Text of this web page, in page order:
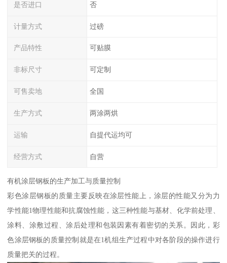
是否进口 否
计量方式 过磅
产品特性 可贴膜
非标尺寸 可定制
可售卖地 全国
生产方式 两涂两烘
运输 自提代运均可
经营方式 自营
有机涂层钢板的生产加工与质量控制
彩色涂层钢板的质量主要反映在涂层性能上，涂层的性能又分为力
学性能1物理性能和抗腐蚀性能，这三种性能与基材、化学前处理、
涂料、涂敷过程、涂后处理和包装因素有着密切的关系。因此，彩
色涂层钢板的质量控制就是在1机组生产过程中对各阶段的操作进行
质量把关的过程。